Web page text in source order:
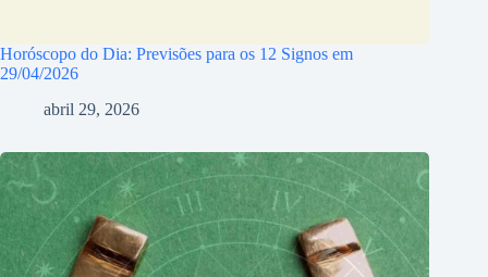
Horóscopo do Dia: Previsões para os 12 Signos em
29/04/2026
abril 29, 2026